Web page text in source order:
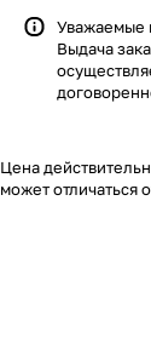
Уважаемые
Выдача
Цена
может отличаться